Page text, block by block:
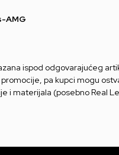
AMG
ispod odgovarajućeg
pa kupci mogu
i materijala (posebno Real